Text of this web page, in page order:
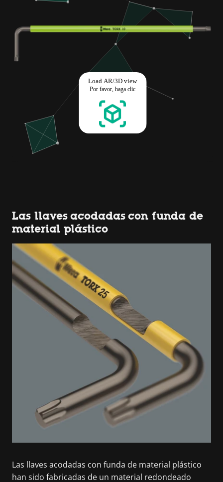
Las llaves acodadas con funda de
material plástico
Las llaves acodadas con funda de material plástico
han sido fabricadas de un material redondeado